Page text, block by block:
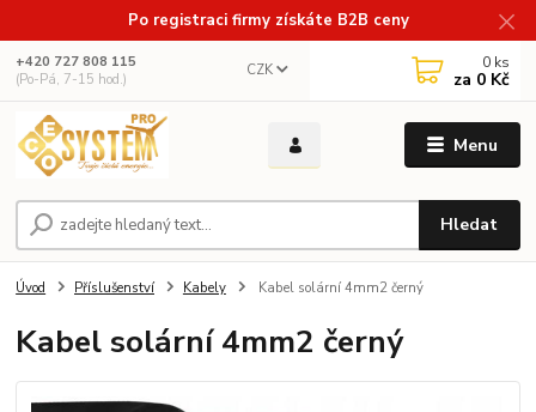
Po registraci firmy získáte B2B ceny
Menu
CZK
Hledat
+420 727 808 115
(Po-Pá, 7-15 hod.)
0 ks
za 0 Kč
Úvod Příslušenství Kabely Kabel solární 4mm2 černý
Kabel solární 4mm2 černý